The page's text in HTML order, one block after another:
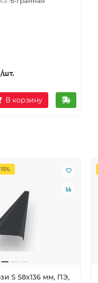
/шт.
В корзину
S 58х136 мм, ПЭ,